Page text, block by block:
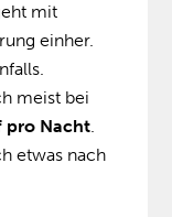
mit
einher.
meist bei
pro Nacht.
etwas nach